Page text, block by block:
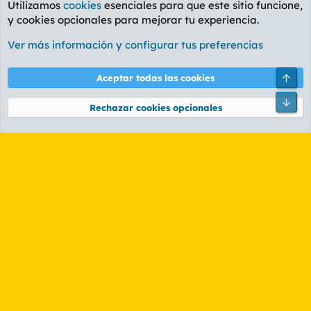
Foro General
Cookies
PL OLDSTYLE AMARILLO
Términos y reglas Política de privacidad Ayuda
Community platform by XenForo® © 2010-2026 XenForo Ltd.
Utilizamos cookies esenciales para que este sitio funcione,
y cookies opcionales para mejorar tu experiencia.
Ver más información y configurar tus preferencias
Aceptar todas las cookies
Rechazar cookies opcionales
Pie